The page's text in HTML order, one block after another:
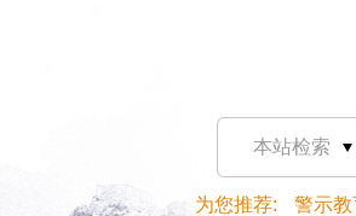
本站检索
为您推荐: 警示教